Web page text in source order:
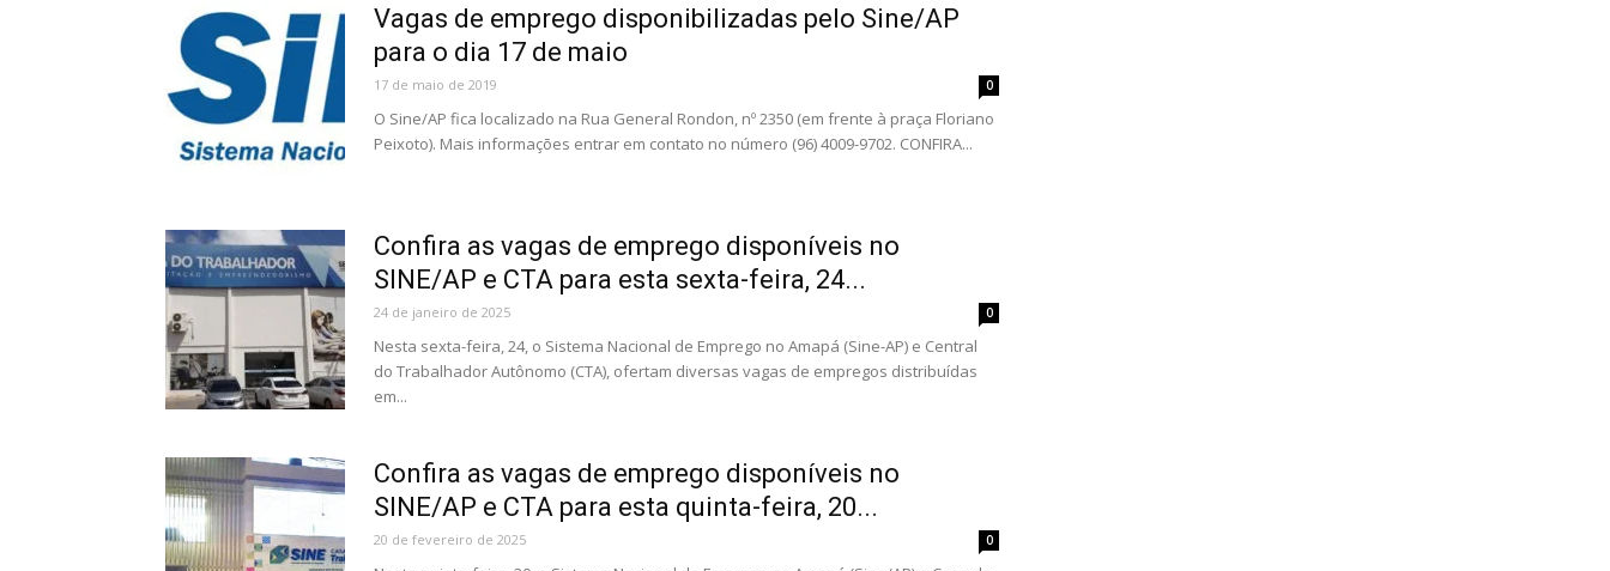
Vagas de emprego disponibilizadas pelo Sine/AP
para o dia 17 de maio
17 de maio de 2019 0
O Sine/AP fica localizado na Rua General Rondon, nº 2350 (em frente à praça Floriano
Peixoto). Mais informações entrar em contato no número (96) 4009-9702. CONFIRA...
Confira as vagas de emprego disponíveis no
SINE/AP e CTA para esta sexta-feira, 24...
24 de janeiro de 2025 0
Nesta sexta-feira, 24, o Sistema Nacional de Emprego no Amapá (Sine-AP) e Central
do Trabalhador Autônomo (CTA), ofertam diversas vagas de empregos distribuídas
em...
Confira as vagas de emprego disponíveis no
SINE/AP e CTA para esta quinta-feira, 20...
20 de fevereiro de 2025 0